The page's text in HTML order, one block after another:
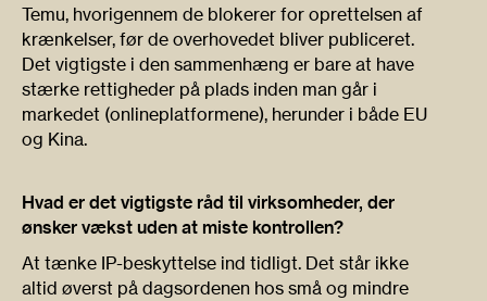
Temu, hvorigennem de blokerer for oprettelsen af
krænkelser, før de overhovedet bliver publiceret.
Det vigtigste i den sammenhæng er bare at have
stærke rettigheder på plads inden man går i
markedet (onlineplatformene), herunder i både EU
og Kina.
Hvad er det vigtigste råd til virksomheder, der
ønsker vækst uden at miste kontrollen?
At tænke IP-beskyttelse ind tidligt. Det står ikke
altid øverst på dagsordenen hos små og mindre